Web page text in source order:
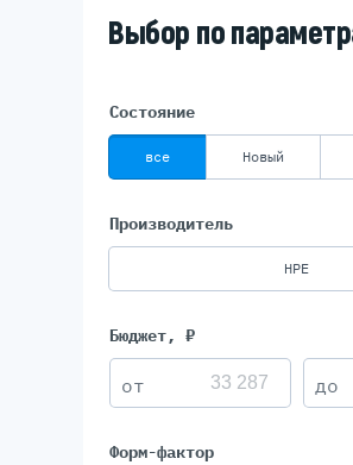
Выбор по
Состояние
все Новый
Производитель
HPE
Бюджет, ₽
Форм-фактор